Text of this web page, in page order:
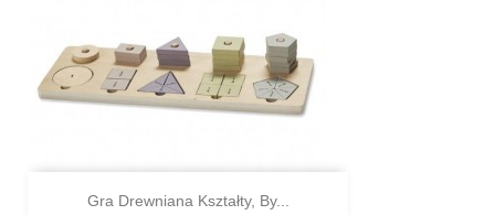
Gra Drewniana Kształty, By...